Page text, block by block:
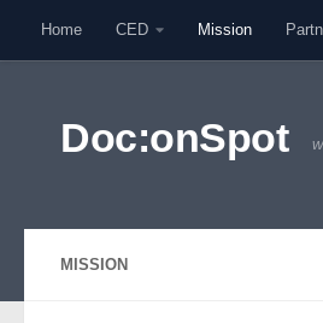
Zum Inhalt springen
Home CED Mission
Doc:onSpot
MISSION